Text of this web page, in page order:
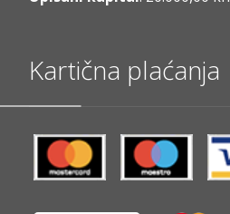
Kartična plaćanja